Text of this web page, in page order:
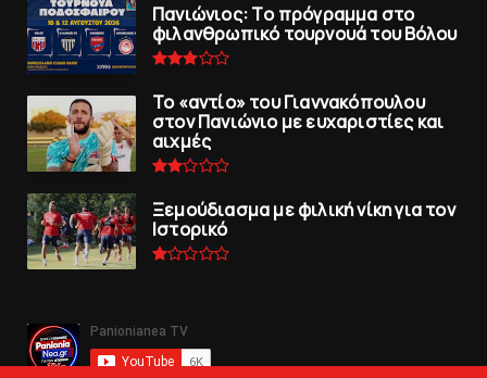
Πανιώνιoς: Tο πρόγραμμα στο
φιλανθρωπικό τουρνουά του Bόλου
To «αντίο» του Γιαννακόπουλου
στον Πανιώνιο με ευχαριστίες και
αιχμές
Ξεμούδιασμα με φιλική νίκη για τoν
Iστορικό